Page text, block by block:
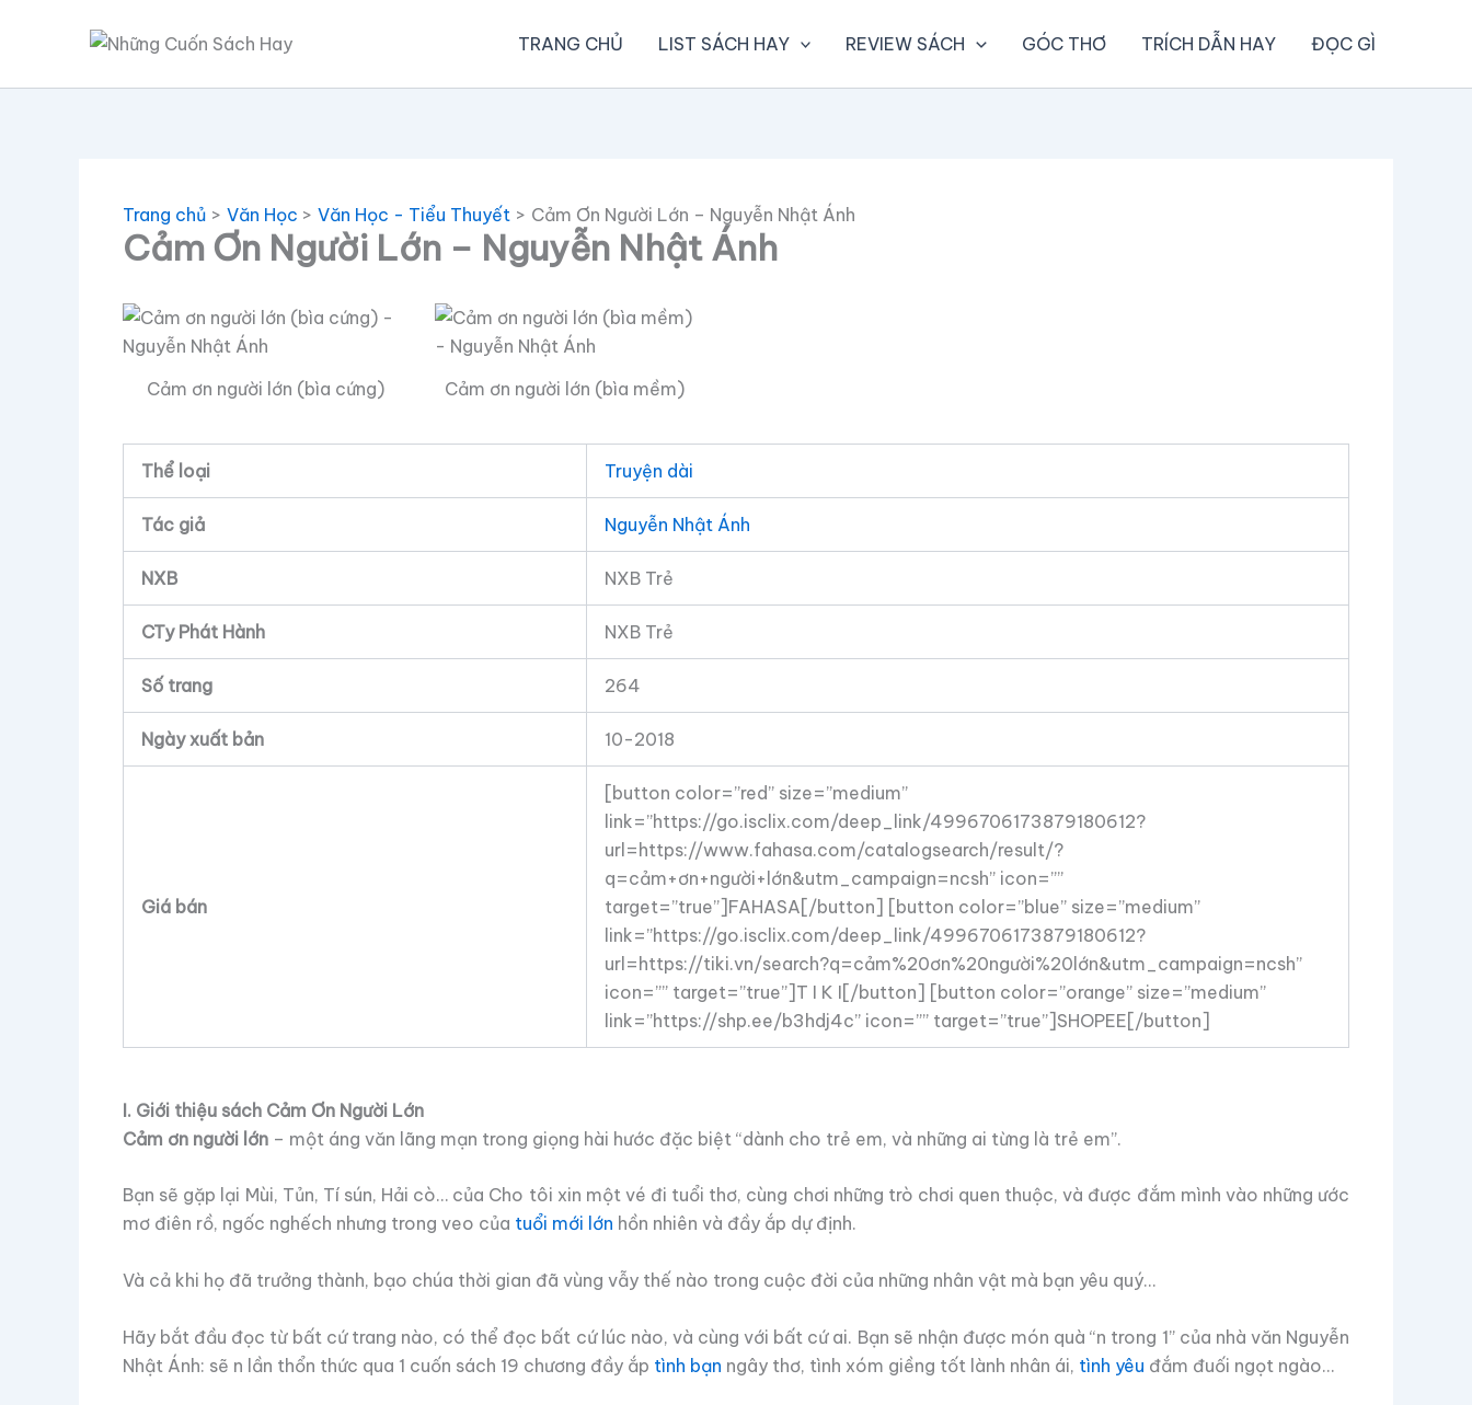
TRANG CHỦ LIST SÁCH HAY REVIEW SÁCH GÓC THƠ TRÍCH DẪN HAY ĐỌC GÌ
Trang chủ Văn Học Văn Học - Tiểu Thuyết Cảm Ơn Người Lớn – Nguyễn Nhật Ánh
Cảm Ơn Người Lớn – Nguyễn Nhật Ánh
Cảm ơn người lớn (bìa cứng) Cảm ơn người lớn (bìa mềm)
Thể loại Truyện dài
Tác giả Nguyễn Nhật Ánh
NXB NXB Trẻ
CTy Phát Hành NXB Trẻ
Số trang 264
Ngày xuất bản 10-2018
Giá bán
[button color=”red” size=”medium”
link=”https://go.isclix.com/deep_link/4996706173879180612?
url=https://www.fahasa.com/catalogsearch/result/?
q=cảm+ơn+người+lớn&utm_campaign=ncsh” icon=””
target=”true”]FAHASA[/button] [button color=”blue” size=”medium”
link=”https://go.isclix.com/deep_link/4996706173879180612?
url=https://tiki.vn/search?q=cảm%20ơn%20người%20lớn&utm_campaign=ncsh”
icon=”” target=”true”]T I K I[/button] [button color=”orange” size=”medium”
link=”https://shp.ee/b3hdj4c” icon=”” target=”true”]SHOPEE[/button]
I. Giới thiệu sách Cảm Ơn Người Lớn
Cảm ơn người lớn – một áng văn lãng mạn trong giọng hài hước đặc biệt “dành cho trẻ em, và những ai từng là trẻ em”.
Bạn sẽ gặp lại Mùi, Tủn, Tí sún, Hải cò… của Cho tôi xin một vé đi tuổi thơ, cùng chơi những trò chơi quen thuộc, và được đắm mình vào những ước
mơ điên rồ, ngốc nghếch nhưng trong veo của tuổi mới lớn hồn nhiên và đầy ắp dự định.
Và cả khi họ đã trưởng thành, bạo chúa thời gian đã vùng vẫy thế nào trong cuộc đời của những nhân vật mà bạn yêu quý…
Hãy bắt đầu đọc từ bất cứ trang nào, có thể đọc bất cứ lúc nào, và cùng với bất cứ ai. Bạn sẽ nhận được món quà “n trong 1” của nhà văn Nguyễn
Nhật Ánh: sẽ n lần thổn thức qua 1 cuốn sách 19 chương đầy ắp tình bạn ngây thơ, tình xóm giềng tốt lành nhân ái, tình yêu đắm đuối ngọt ngào…